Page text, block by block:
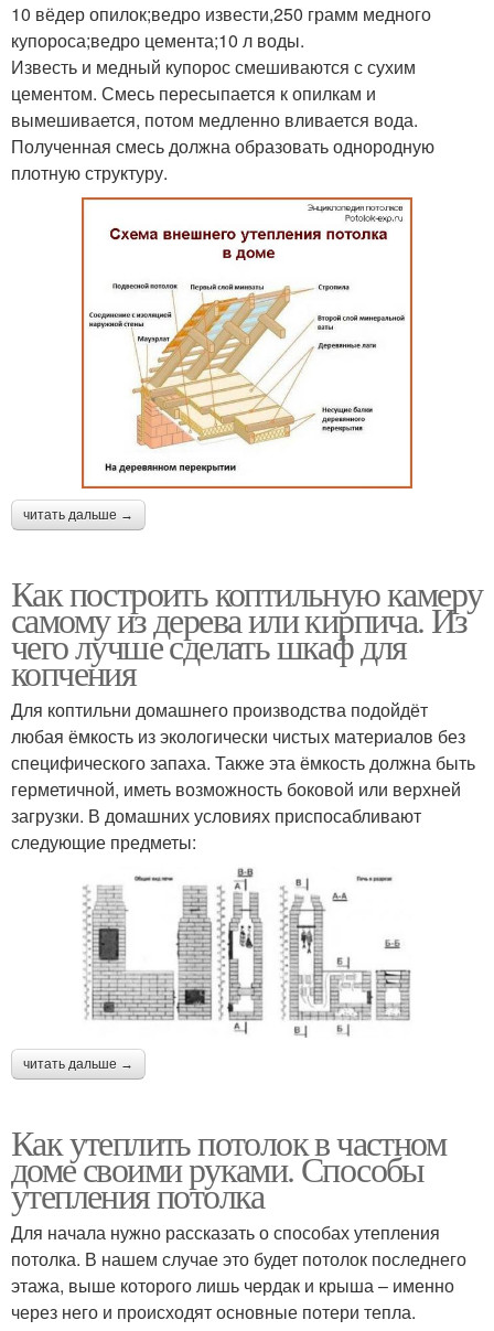
10 вёдер опилок;ведро извести,250 грамм медного
купороса;ведро цемента;10 л воды.
Известь и медный купорос смешиваются с сухим
цементом. Смесь пересыпается к опилкам и
вымешивается, потом медленно вливается вода.
Полученная смесь должна образовать однородную
плотную структуру.
читать дальше →
Как построить коптильную камеру
самому из дерева или кирпича. Из
чего лучше сделать шкаф для
копчения
Для коптильни домашнего производства подойдёт
любая ёмкость из экологически чистых материалов без
специфического запаха. Также эта ёмкость должна быть
герметичной, иметь возможность боковой или верхней
загрузки. В домашних условиях приспосабливают
следующие предметы:
читать дальше →
Как утеплить потолок в частном
доме своими руками. Способы
утепления потолка
Для начала нужно рассказать о способах утепления
потолка. В нашем случае это будет потолок последнего
этажа, выше которого лишь чердак и крыша – именно
через него и происходят основные потери тепла.